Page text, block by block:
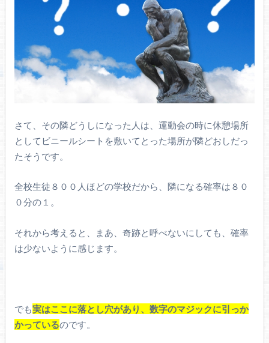
さて、その隣どうしになった人は、運動会の時に休憩場所
としてビニールシートを敷いてとった場所が隣どおしだっ
たそうです。
全校生徒８００人ほどの学校だから、隣になる確率は８０
０分の１。
それから考えると、まあ、奇跡と呼べないにしても、確率
は少ないように感じます。
でも実はここに落とし穴があり、数字のマジックに引っか
かっているのです。